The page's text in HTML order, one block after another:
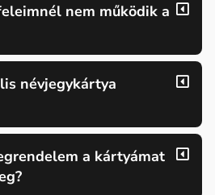
nem működik a
névjegykártya
a kártyámat